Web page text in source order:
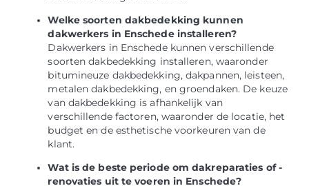
Welke soorten dakbedekking kunnen
dakwerkers in Enschede installeren?
Dakwerkers in Enschede kunnen verschillende
soorten dakbedekking installeren, waaronder
bitumineuze dakbedekking, dakpannen, leisteen,
metalen dakbedekking, en groendaken. De keuze
van dakbedekking is afhankelijk van
verschillende factoren, waaronder de locatie, het
budget en de esthetische voorkeuren van de
klant.
Wat is de beste periode om dakreparaties of -
renovaties uit te voeren in Enschede?